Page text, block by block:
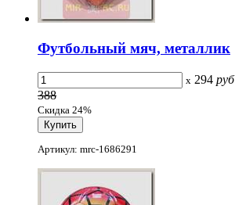
Футбольный мяч, металлик
x 294 руб
388
Скидка 24%
Артикул: mrc-1686291